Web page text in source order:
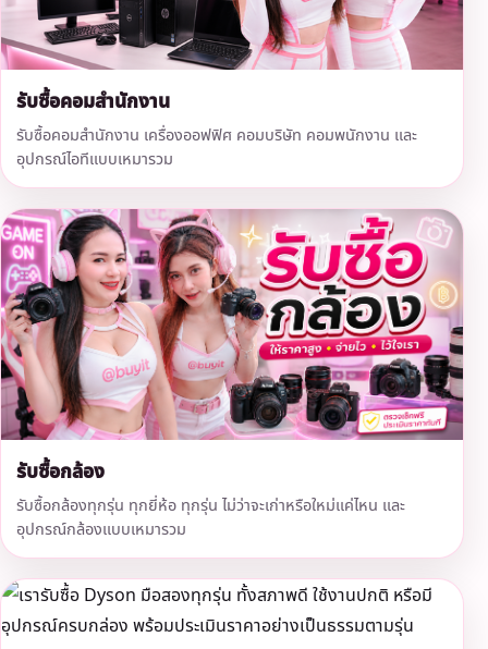
รับซื้อคอมสำนักงาน
รับซื้อคอมสำนักงาน เครื่องออฟฟิศ คอมบริษัท คอมพนักงาน และ
อุปกรณ์ไอทีแบบเหมารวม
รับซื้อกล้อง
รับซื้อกล้องทุกรุ่น ทุกยี่ห้อ ทุกรุ่น ไม่ว่าจะเก่าหรือใหม่แค่ไหน และ
อุปกรณ์กล้องแบบเหมารวม